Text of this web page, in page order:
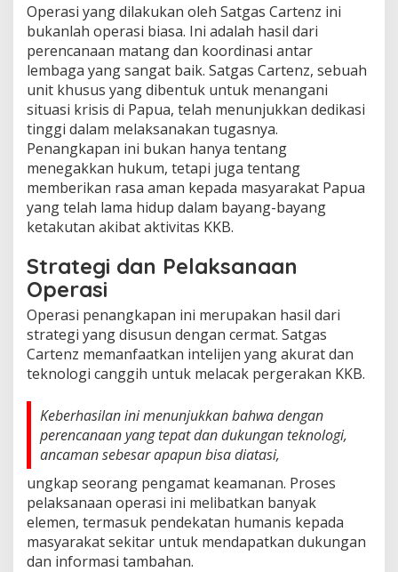
Operasi yang dilakukan oleh Satgas Cartenz ini
bukanlah operasi biasa. Ini adalah hasil dari
perencanaan matang dan koordinasi antar
lembaga yang sangat baik. Satgas Cartenz, sebuah
unit khusus yang dibentuk untuk menangani
situasi krisis di Papua, telah menunjukkan dedikasi
tinggi dalam melaksanakan tugasnya.
Penangkapan ini bukan hanya tentang
menegakkan hukum, tetapi juga tentang
memberikan rasa aman kepada masyarakat Papua
yang telah lama hidup dalam bayang-bayang
ketakutan akibat aktivitas KKB.
Strategi dan Pelaksanaan
Operasi
Operasi penangkapan ini merupakan hasil dari
strategi yang disusun dengan cermat. Satgas
Cartenz memanfaatkan intelijen yang akurat dan
teknologi canggih untuk melacak pergerakan KKB.
Keberhasilan ini menunjukkan bahwa dengan
perencanaan yang tepat dan dukungan teknologi,
ancaman sebesar apapun bisa diatasi,
ungkap seorang pengamat keamanan. Proses
pelaksanaan operasi ini melibatkan banyak
elemen, termasuk pendekatan humanis kepada
masyarakat sekitar untuk mendapatkan dukungan
dan informasi tambahan.